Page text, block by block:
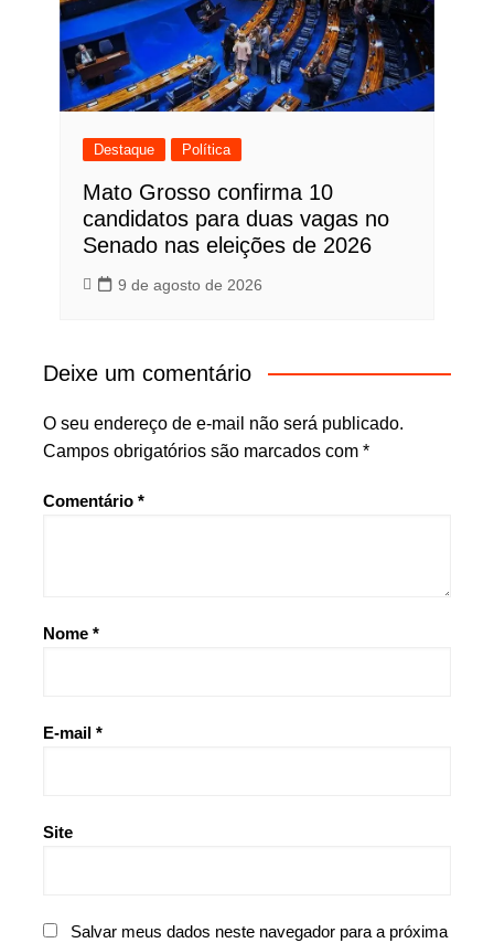
Destaque Política
Mato Grosso confirma 10
candidatos para duas vagas no
Senado nas eleições de 2026
9 de agosto de 2026
Deixe um comentário
O seu endereço de e-mail não será publicado.
Campos obrigatórios são marcados com *
Comentário *
Nome *
E-mail *
Site
Salvar meus dados neste navegador para a próxima